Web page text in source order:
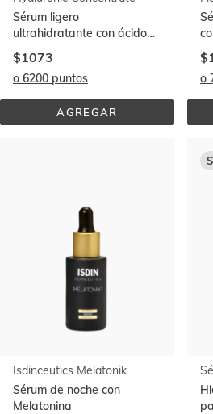
Sérum ligero
ultrahidratante con ácido
hialurónico que ilumina la
piel
$1073
o 6200 puntos
AGREGARHYALURONIC
o
Isdinceutics Melatonik
Sérum de noche con
Melatonina